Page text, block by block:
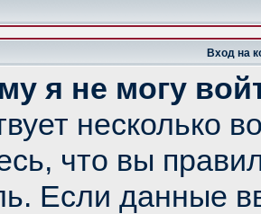
Вход на
я не могу
несколько
что вы
Если данные